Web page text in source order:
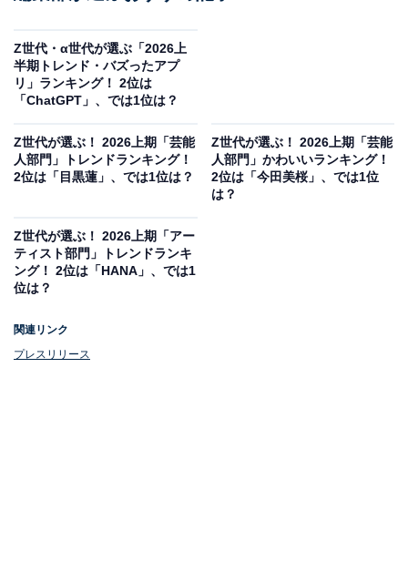
1位：M!LK
Z世代・α世代が選ぶ「2026上
半期トレンド・バズったアプ
リ」ランキング！ 2位は
「ChatGPT」、では1位は？
Z世代が選ぶ！ 2026上期「芸能
人部門」トレンドランキング！
2位は「目黒蓮」、では1位は？
Z世代が選ぶ！ 2026上期「芸能
人部門」かわいいランキング！
2位は「今田美桜」、では1位
は？
Z世代が選ぶ！ 2026上期「アー
ティスト部門」トレンドランキ
ング！ 2位は「HANA」、では1
位は？
関連リンク
プレスリリース